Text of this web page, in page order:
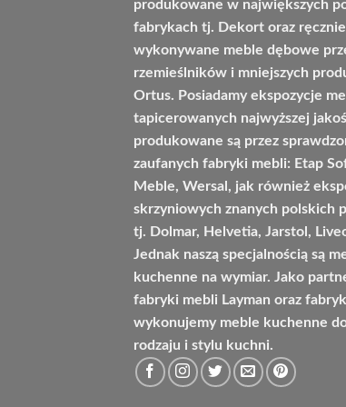
produkowane w największych
fabrykach tj. Dekort oraz ręcznie
wykonywane meble dębowe
rzemieślników i mniejszych
Ortus. Posiadamy ekspozycje
tapicerowanych najwyższej
produkowane są przez
zaufanych fabryki mebli: Etap
Meble, Wersal, jak również
skrzyniowych znanych polskich
tj. Dolmar, Helvetia, Jarstol,
Jednak naszą specjalnością są
kuchenne na wymiar. Jako
fabryki mebli Layman oraz
wykonujemy meble kuchenne
rodzaju i stylu kuchni.